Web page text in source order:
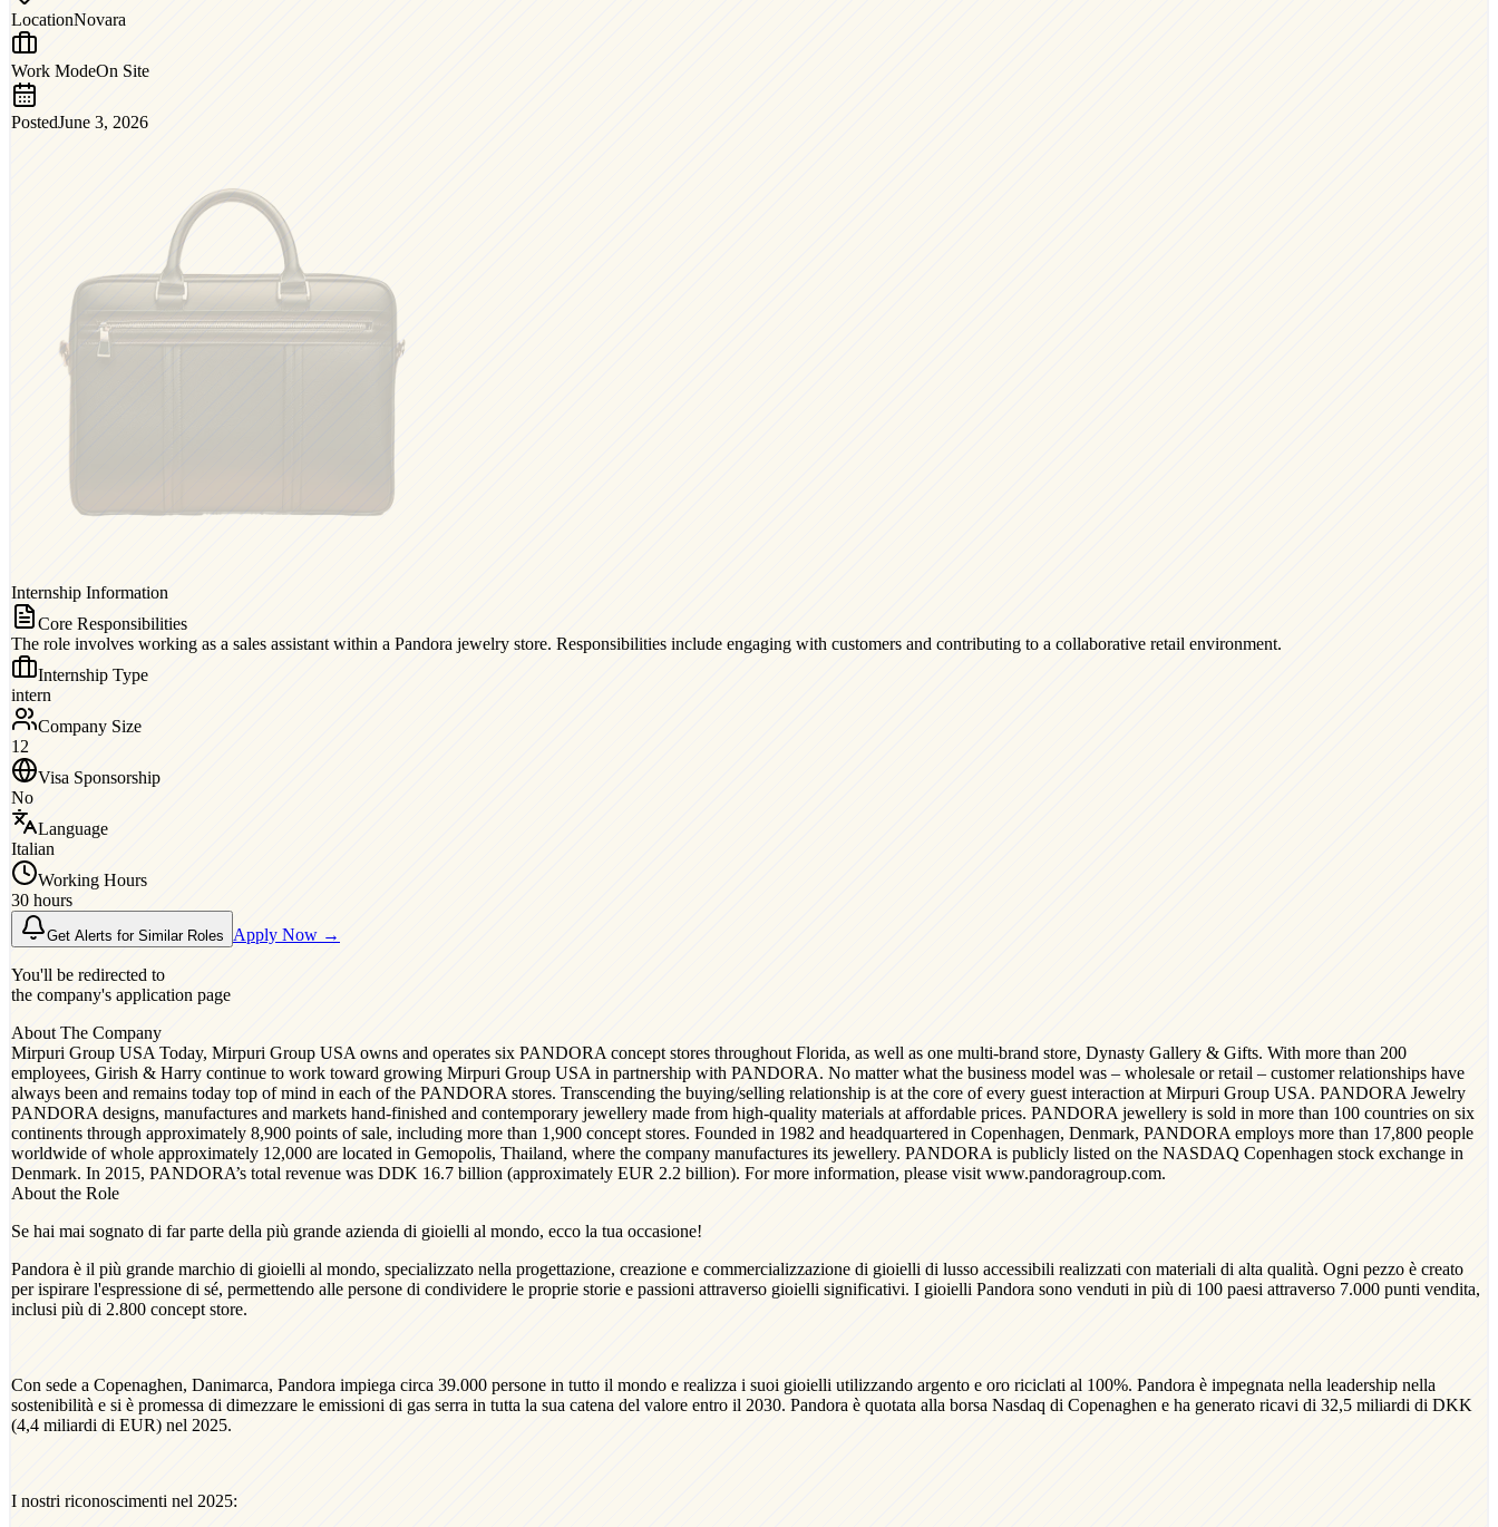
LocationNovara
Work ModeOn Site
PostedJune 3, 2026
Internship Information
Core Responsibilities
The role involves working as a sales assistant within a Pandora jewelry store. Responsibilities include engaging with customers and contributing to a collaborative retail environment.
Internship Type
intern
Company Size
12
Visa Sponsorship
No
Language
Italian
Working Hours
30 hours
Get Alerts for Similar Roles Apply Now →
You'll be redirected to
the company's application page
About The Company
Mirpuri Group USA Today, Mirpuri Group USA owns and operates six PANDORA concept stores throughout Florida, as well as one multi-brand store, Dynasty Gallery & Gifts. With more than 200
employees, Girish & Harry continue to work toward growing Mirpuri Group USA in partnership with PANDORA. No matter what the business model was – wholesale or retail – customer relationships have
always been and remains today top of mind in each of the PANDORA stores. Transcending the buying/selling relationship is at the core of every guest interaction at Mirpuri Group USA. PANDORA Jewelry
PANDORA designs, manufactures and markets hand-finished and contemporary jewellery made from high-quality materials at affordable prices. PANDORA jewellery is sold in more than 100 countries on six
continents through approximately 8,900 points of sale, including more than 1,900 concept stores. Founded in 1982 and headquartered in Copenhagen, Denmark, PANDORA employs more than 17,800 people
worldwide of whole approximately 12,000 are located in Gemopolis, Thailand, where the company manufactures its jewellery. PANDORA is publicly listed on the NASDAQ Copenhagen stock exchange in
Denmark. In 2015, PANDORA’s total revenue was DDK 16.7 billion (approximately EUR 2.2 billion). For more information, please visit www.pandoragroup.com.
About the Role
Se hai mai sognato di far parte della più grande azienda di gioielli al mondo, ecco la tua occasione!
Pandora è il più grande marchio di gioielli al mondo, specializzato nella progettazione, creazione e commercializzazione di gioielli di lusso accessibili realizzati con materiali di alta qualità. Ogni pezzo è creato
per ispirare l'espressione di sé, permettendo alle persone di condividere le proprie storie e passioni attraverso gioielli significativi. I gioielli Pandora sono venduti in più di 100 paesi attraverso 7.000 punti vendita,
inclusi più di 2.800 concept store.
Con sede a Copenaghen, Danimarca, Pandora impiega circa 39.000 persone in tutto il mondo e realizza i suoi gioielli utilizzando argento e oro riciclati al 100%. Pandora è impegnata nella leadership nella
sostenibilità e si è promessa di dimezzare le emissioni di gas serra in tutta la sua catena del valore entro il 2030. Pandora è quotata alla borsa Nasdaq di Copenaghen e ha generato ricavi di 32,5 miliardi di DKK
(4,4 miliardi di EUR) nel 2025.
I nostri riconoscimenti nel 2025: